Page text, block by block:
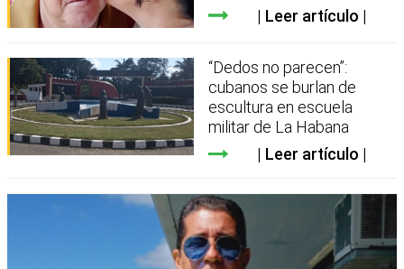
Leer artículo
“Dedos no parecen”:
cubanos se burlan de
escultura en escuela
militar de La Habana
Leer artículo